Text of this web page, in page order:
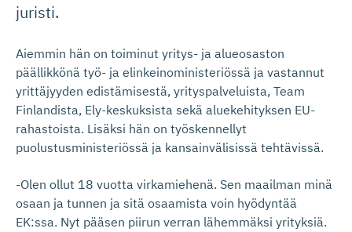
juristi.
Aiemmin hän on toiminut yritys- ja alueosaston
päällikkönä työ- ja elinkeinoministeriössä ja vastannut
yrittäjyyden edistämisestä, yrityspalveluista, Team
Finlandista, Ely-keskuksista sekä aluekehityksen EU-
rahastoista. Lisäksi hän on työskennellyt
puolustusministeriössä ja kansainvälisissä tehtävissä.
-Olen ollut 18 vuotta virkamiehenä. Sen maailman minä
osaan ja tunnen ja sitä osaamista voin hyödyntää
EK:ssa. Nyt pääsen piirun verran lähemmäksi yrityksiä.